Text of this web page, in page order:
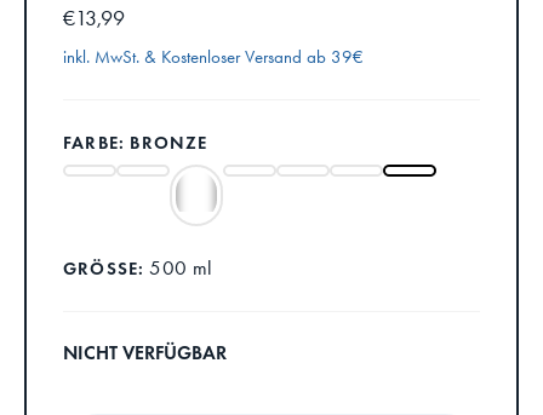
€13,99
inkl. MwSt. & Kostenloser Versand ab 39€
FARBE: BRONZE
GRÖSSE: 500 ml
NICHT VERFÜGBAR